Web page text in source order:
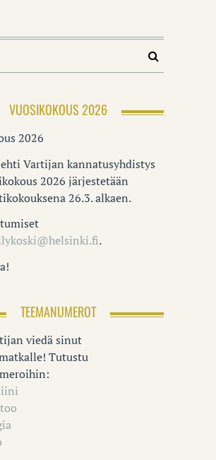
VUOSIKOKOUS 2026
2026
Vartijan kannatusyhdistys
2026 järjestetään
26.3. alkaen.
.
TEEMANUMEROT
viedä sinut
Tutustu